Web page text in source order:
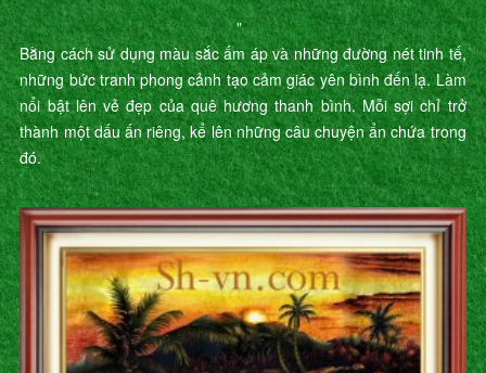
"
Bằng cách sử dụng màu sắc ấm áp và những đường nét tinh tế,
những bức tranh phong cảnh tạo cảm giác yên bình đến lạ. Làm
nổi bật lên vẻ đẹp của quê hương thanh bình. Mỗi sợi chỉ trở
thành một dấu ấn riêng, kể lên những câu chuyện ẩn chứa trong
đó.